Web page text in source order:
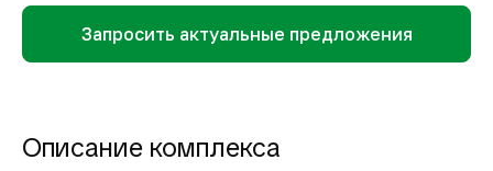
Запросить актуальные предложения
Описание комплекса